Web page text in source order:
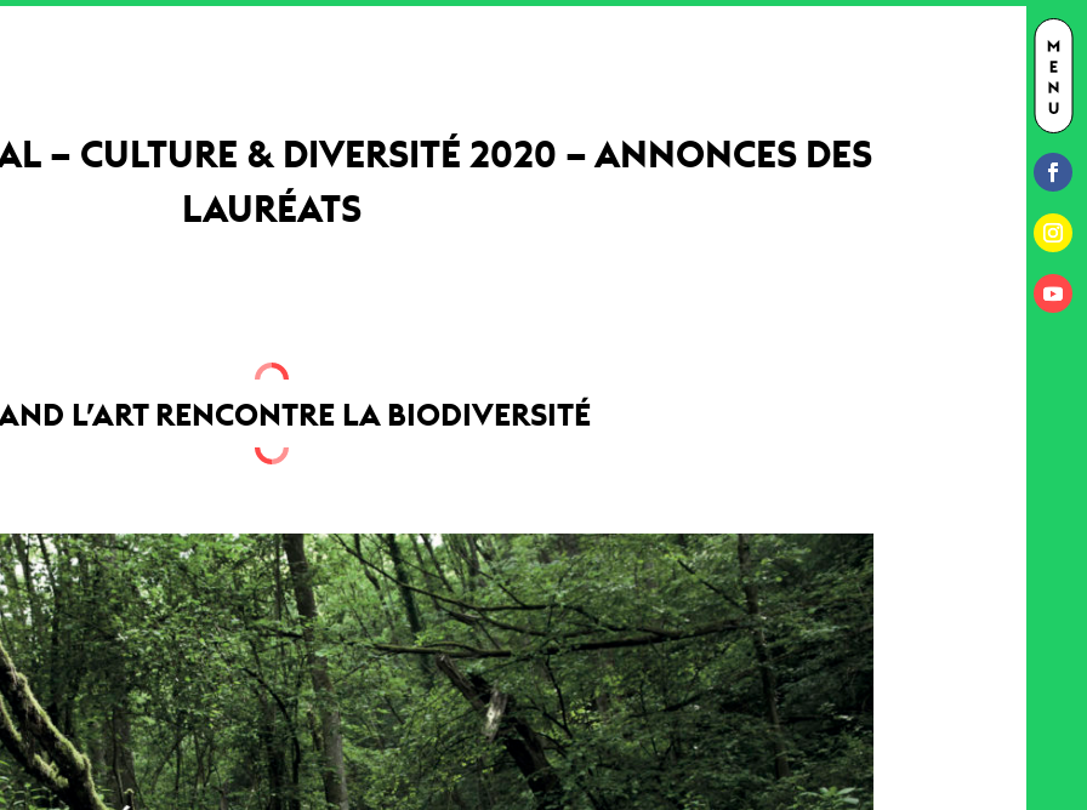
– CULTURE & DIVERSITÉ 2020 – ANNONCES DES
LAURÉATS
L’ART RENCONTRE LA BIODIVERSITÉ